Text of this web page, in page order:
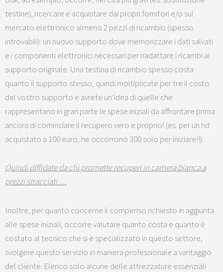
testine), ricercare e acquistare dai propri fornitori e/o sul
mercato elettronico almeno 2 pezzi di ricambio (spesso
introvabili): un nuovo supporto dove memorizzare i dati salvati
e i componenti elettronici necessari per riadattare i ricambi al
supporto originale. Una testina di ricambio spesso costa
quanto il supporto stesso, quindi moltiplicate per tre il costo
del vostro supporto e avrete un’idea di quelle che
rappresentano in gran parte le spese iniziali da affrontare prima
ancora di cominciare il recupero vero e proprio! (es. per un hd
acquistato a 100 euro, ne occorrono 300 solo per iniziare!!).
Quindi diffidate da chi promette recuperi in camera bianca a
prezzi stracciati …
Inoltre, per quanto concerne il compenso richiesto in aggiunta
alle spese iniziali, occorre valutare quanto costa e quanto è
costato al tecnico che si è specializzato in questo settore,
svolgere questo servizio in maniera professionale a vantaggio
del cliente. Elenco solo alcune delle attrezzature essenziali